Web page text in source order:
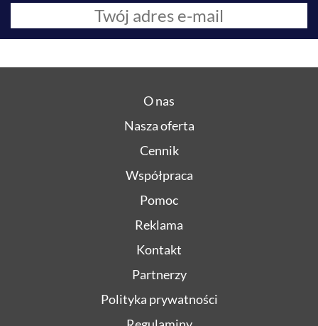
O nas
Nasza oferta
Cennik
Współpraca
Pomoc
Reklama
Kontakt
Partnerzy
Polityka prywatności